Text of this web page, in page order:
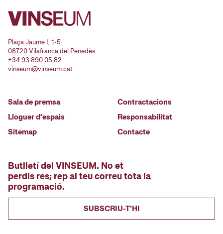
Plaça Jaume I, 1-5
08720 Vilafranca del Penedès
+34 93 890 05 82
vinseum@vinseum.cat
Sala de premsa
Lloguer d'espais
Sitemap
Contractacions
Responsabilitat
Contacte
Butlletí del VINSEUM. No et
perdis res; rep al teu correu tota la
programació.
SUBSCRIU-T'HI